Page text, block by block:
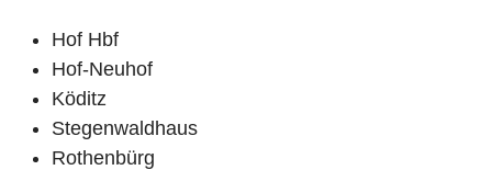
Hof Hbf
Hof-Neuhof
Köditz
Stegenwaldhaus
Rothenbürg